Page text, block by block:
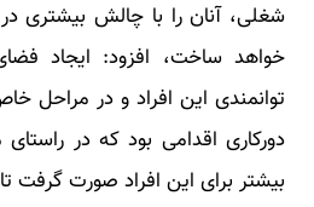
شغلی، آنان را با چالش بیشتری
خواهد ساخت، افزود: ایجاد
توانمندی این افراد و در مراحل
دورکاری اقدامی بود که در
بیشتر برای این افراد صورت گرفت